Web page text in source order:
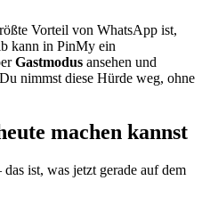
Vorteil von WhatsApp ist,
kann in PinMy ein
Gastmodus ansehen und
nimmst diese Hürde weg, ohne
machen kannst
ist, was jetzt gerade auf dem